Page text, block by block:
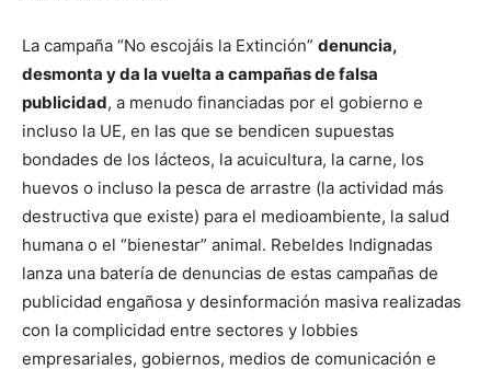
La campaña “No escojáis la Extinción” denuncia,
desmonta y da la vuelta a campañas de falsa
publicidad, a menudo financiadas por el gobierno e
incluso la UE, en las que se bendicen supuestas
bondades de los lácteos, la acuicultura, la carne, los
huevos o incluso la pesca de arrastre (la actividad más
destructiva que existe) para el medioambiente, la salud
humana o el “bienestar” animal. Rebeldes Indignadas
lanza una batería de denuncias de estas campañas de
publicidad engañosa y desinformación masiva realizadas
con la complicidad entre sectores y lobbies
empresariales, gobiernos, medios de comunicación e